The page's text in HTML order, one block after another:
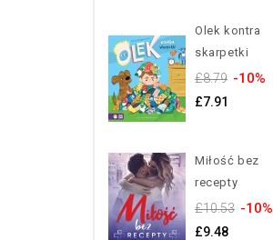
Olek kontra
skarpetki
£8.79 -10%
£7.91
Miłość bez
recepty
£10.53 -10%
£9.48